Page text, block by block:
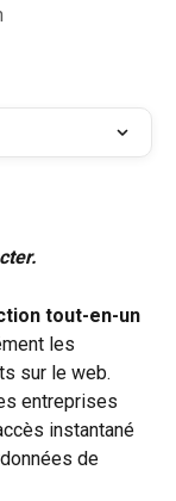
tout-en-un
les
sur le web.
entreprises
instantané
de